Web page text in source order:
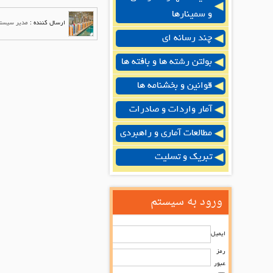
و سمینارها
چند رسانه ای
بولتن رشته ها و بافته ها
قوانین و بخشنامه ها
آمار واردات و صادرات
مطالعات آماری و راهبردی
تبریک و تسلیت
ورود به سیستم
ایمیل
رمز
عبور
ارسال کننده : مدیر